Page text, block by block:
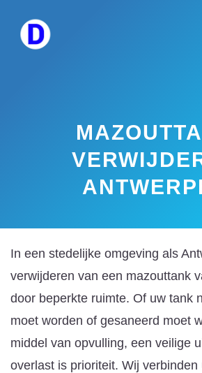
naar
In een stedelijke omgeving als
verwijderen van een mazouttank
door beperkte ruimte. Of uw tank
moet worden of gesaneerd moet
middel van opvulling, een veilige
overlast is prioriteit. Wij verbinden